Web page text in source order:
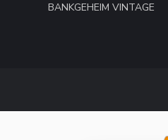
BANKGEHEIM VINTAGE